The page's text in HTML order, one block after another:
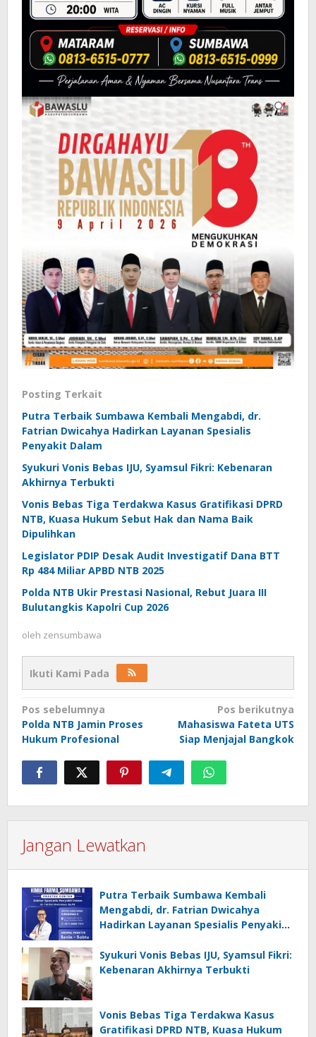
Posting Terkait
Putra Terbaik Sumbawa Kembali Mengabdi, dr.
Fatrian Dwicahya Hadirkan Layanan Spesialis
Penyakit Dalam
Syukuri Vonis Bebas IJU, Syamsul Fikri: Kebenaran
Akhirnya Terbukti
Vonis Bebas Tiga Terdakwa Kasus Gratifikasi DPRD
NTB, Kuasa Hukum Sebut Hak dan Nama Baik
Dipulihkan
Legislator PDIP Desak Audit Investigatif Dana BTT
Rp 484 Miliar APBD NTB 2025
Polda NTB Ukir Prestasi Nasional, Rebut Juara III
Bulutangkis Kapolri Cup 2026
oleh zensumbawa
Ikuti Kami Pada
Navigasi
pos
Pos sebelumnya
Polda NTB Jamin Proses
Hukum Profesional
Pos berikutnya
Mahasiswa Fateta UTS
Siap Menjajal Bangkok
Jangan Lewatkan
Putra Terbaik Sumbawa Kembali
Mengabdi, dr. Fatrian Dwicahya
Hadirkan Layanan Spesialis Penyakit
Syukuri Vonis Bebas IJU, Syamsul Fikri:
Kebenaran Akhirnya Terbukti
Vonis Bebas Tiga Terdakwa Kasus
Gratifikasi DPRD NTB, Kuasa Hukum